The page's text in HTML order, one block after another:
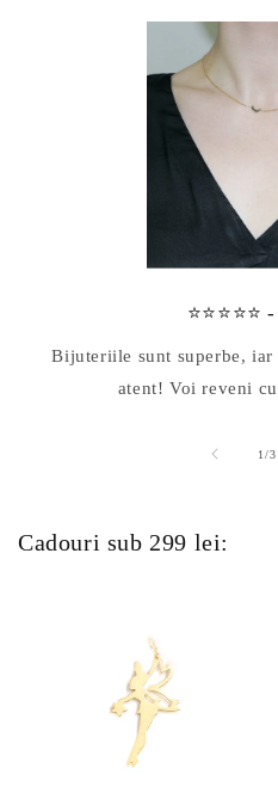
Bijuteriile sunt superbe,
atent! Voi reveni
1/din
3
Cadouri sub 299 lei: